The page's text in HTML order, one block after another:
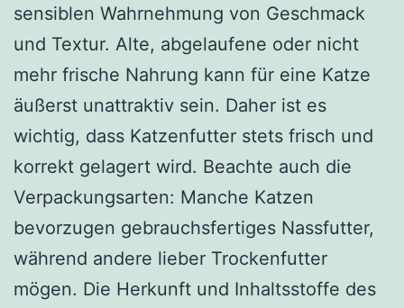
sensiblen Wahrnehmung von Geschmack
und Textur. Alte, abgelaufene oder nicht
mehr frische Nahrung kann für eine Katze
äußerst unattraktiv sein. Daher ist es
wichtig, dass Katzenfutter stets frisch und
korrekt gelagert wird. Beachte auch die
Verpackungsarten: Manche Katzen
bevorzugen gebrauchsfertiges Nassfutter,
während andere lieber Trockenfutter
mögen. Die Herkunft und Inhaltsstoffe des